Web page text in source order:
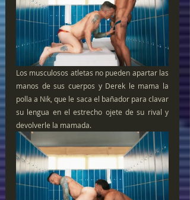
Los musculosos atletas no pueden apartar las
manos de sus cuerpos y Derek le mama la
polla a Nik, que le saca el bañador para clavar
su lengua en el estrecho ojete de su rival y
devolverle la mamada.